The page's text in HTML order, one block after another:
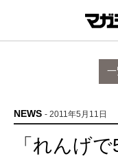
一
NEWS - 2011年5月11日
「れんげ